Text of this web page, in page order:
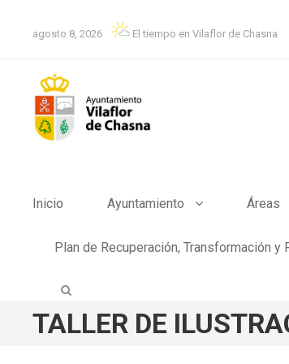
agosto 8, 2026 El tiempo en Vilaflor de Chasna
Inicio Ayuntamiento Áreas
Plan de Recuperación, Transformación y
TALLER DE